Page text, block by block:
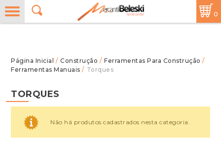
0
/ Construção / Ferramentas Para Construção /
Ferramentas Manuais / Torques
TORQUES
Não há produtos cadastrados nesta categoria.